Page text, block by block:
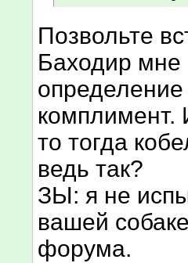
Позвольте
Баходир мне
комплимент.
то тогда
ведь так?
ЗЫ: я не
вашей
форума.